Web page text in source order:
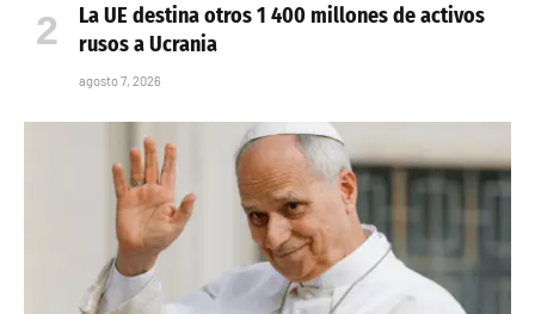
La UE destina otros 1 400 millones de activos
rusos a Ucrania
agosto 7, 2026